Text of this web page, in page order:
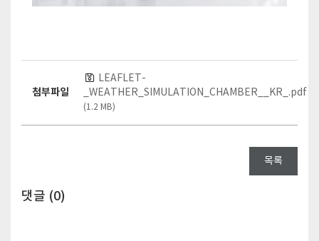
첨부파일
LEAFLET-
_WEATHER_SIMULATION_CHAMBER__KR_.pdf
(1.2 MB)
목록
댓글 (0)